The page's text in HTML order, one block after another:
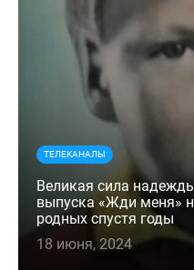
ТЕЛЕКАНАЛЫ
Великая сила
выпуска «Жди меня»
родных спустя годы
18 июня, 2024